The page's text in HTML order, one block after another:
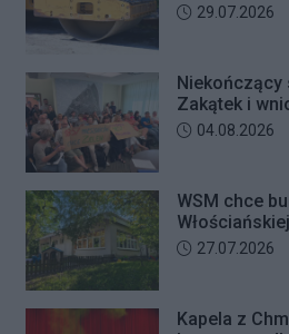
Data dodania
29.07.2026
Niekończący
Zakątek i
Data dodania
04.08.2026
WSM chce
problemy z
Data dodania
27.07.2026
Kapela z